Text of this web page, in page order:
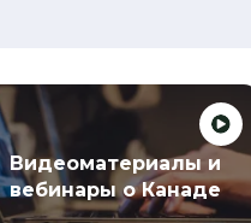
Видеоматериалы и
вебинары о Канаде